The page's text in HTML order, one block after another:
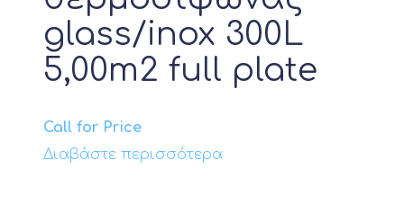
glass/inox 300L
5,00m2 full plate
Call for Price
Διαβάστε περισσότερα